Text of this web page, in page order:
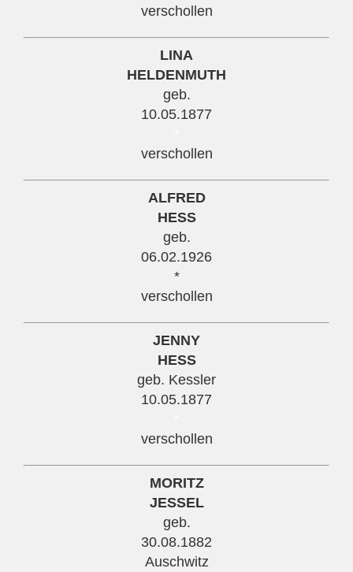
verschollen
LINA
HELDENMUTH
geb.
10.05.1877
verschollen
ALFRED
HESS
geb.
06.02.1926
*
verschollen
JENNY
HESS
geb. Kessler
10.05.1877
verschollen
MORITZ
JESSEL
geb.
30.08.1882
Auschwitz